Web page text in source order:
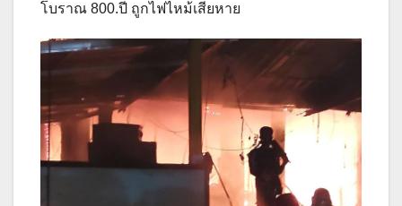
โบราณ 800.ปี ถูกไฟไหม้เสียหาย